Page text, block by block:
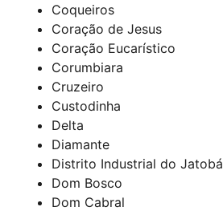
Coqueiros
Coração de Jesus
Coração Eucarístico
Corumbiara
Cruzeiro
Custodinha
Delta
Diamante
Distrito Industrial do Jatobá
Dom Bosco
Dom Cabral